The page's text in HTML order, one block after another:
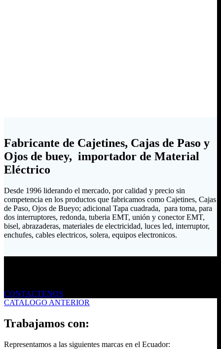
Fabricante de Cajetines, Cajas de Paso y
Ojos de buey, importador de Material
Eléctrico
Desde 1996 liderando el mercado, por calidad y precio sin
competencia en los productos que fabricamos como Cajetines, Cajas
de Paso, Ojos de Bueyo; adicional Tapa cuadrada, para toma, para
dos interruptores, redonda, tuberia EMT, unión y conector EMT,
bisel, abrazaderas, materiales de electricidad, luces led, interruptor,
enchufes, cables electricos, solera, equipos electronicos.
CONTACTENOS
CATALOGO ANTERIOR
Trabajamos con:
Representamos a las siguientes marcas en el Ecuador: